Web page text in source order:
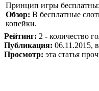
Принцип игры
Обзор: В бесплатные
копейки.
Рейтинг: 2 - количество
Публикация: 06.11.2015,
Просмотр: эта статья